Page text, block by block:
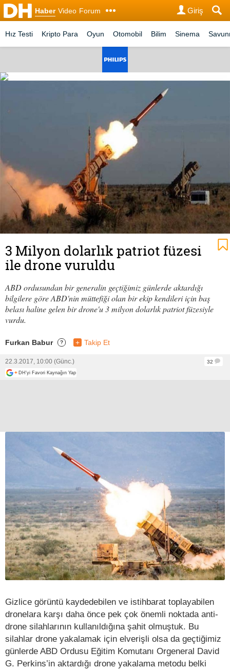
Haber Video Forum Giriş
Hız Testi Kripto Para Oyun Otomobil Bilim Sinema
3 Milyon dolarlık patriot füzesi
ile drone vuruldu
ABD ordusundan bir generalin geçtiğimiz günlerde aktardığı
bilgilere göre ABD'nin müttefiği olan bir ekip kendileri için baş
belası haline gelen bir drone'u 3 milyon dolarlık patriot füzesiyle
vurdu.
Furkan Babur ? + Takip Et
22.3.2017, 10:00 (Günc.)
32
+ DH'yi Favori Kaynağın Yap
Gizlice görüntü kaydedebilen ve istihbarat toplayabilen
dronelara karşı daha önce pek çok önemli noktada anti-
drone silahlarının kullanıldığına şahit olmuştuk. Bu
silahlar drone yakalamak için elverişli olsa da geçtiğimiz
günlerde ABD Ordusu Eğitim Komutanı Orgeneral David
G. Perkins’in aktardığı drone yakalama metodu belki